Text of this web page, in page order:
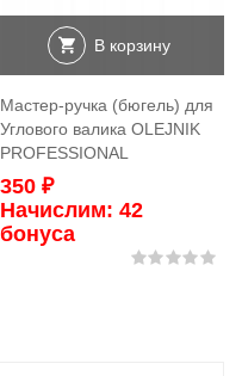
В корзину
Мастер-ручка (бюгель) для
Углового валика OLEJNIK
PROFESSIONAL
350 ₽
Начислим: 42
бонуса